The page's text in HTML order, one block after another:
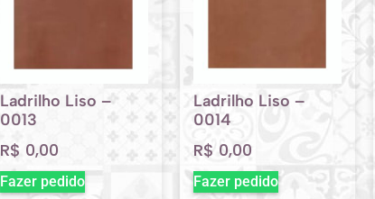
Ladrilho Liso –
0013
R$ 0,00
Fazer pedido
Ladrilho Liso –
0014
R$ 0,00
Fazer pedido